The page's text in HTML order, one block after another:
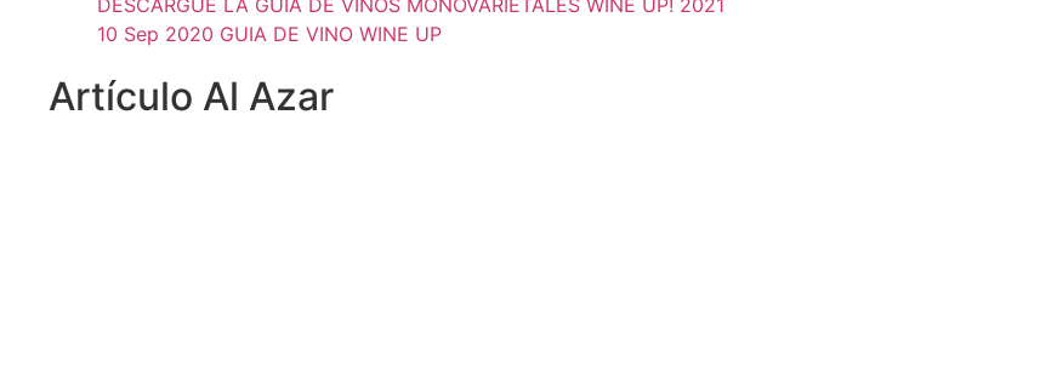
DESCARGUE LA GUÍA DE VINOS MONOVARIETALES WINE UP! 2021
10 Sep 2020 GUIA DE VINO WINE UP
Artículo Al Azar